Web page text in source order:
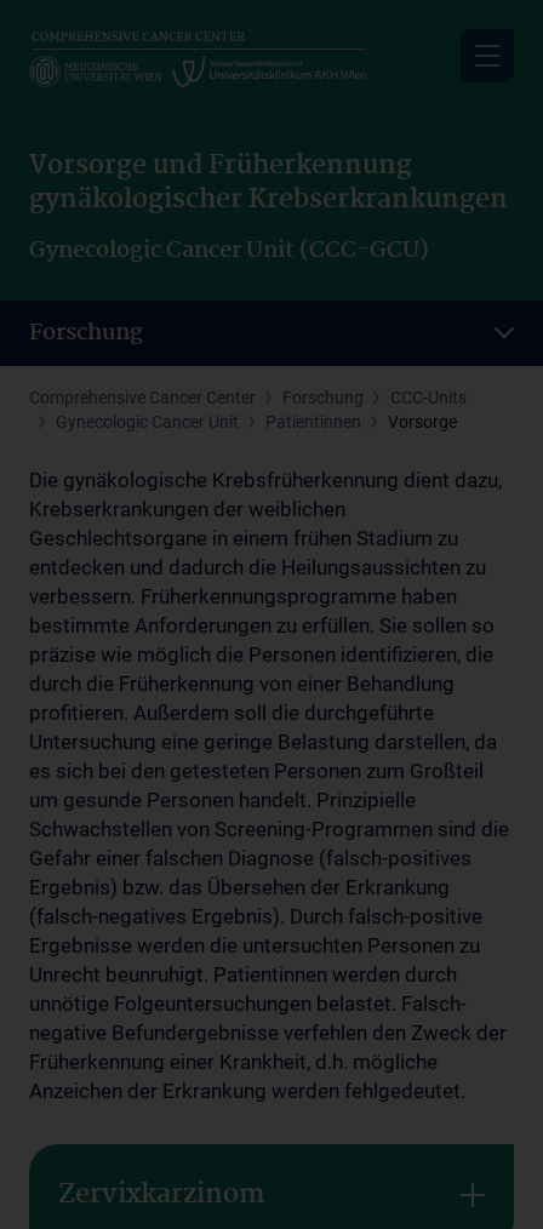
main
Vorsorge und Früherkennung
gynäkologischer Krebserkrankungen
Gynecologic Cancer Unit (CCC-GCU)
Forschung
Comprehensive Cancer Center Forschung
CCC-Units
Gynecologic Cancer Unit
Patientinnen Vorsorge
Die gynäkologische Krebsfrüherkennung dient dazu,
Krebserkrankungen der weiblichen
Geschlechtsorgane in einem frühen Stadium zu
entdecken und dadurch die Heilungsaussichten zu
verbessern. Früherkennungsprogramme haben
bestimmte Anforderungen zu erfüllen. Sie sollen so
präzise wie möglich die Personen identifizieren, die
durch die Früherkennung von einer Behandlung
profitieren. Außerdem soll die durchgeführte
Untersuchung eine geringe Belastung darstellen, da
es sich bei den getesteten Personen zum Großteil
um gesunde Personen handelt. Prinzipielle
Schwachstellen von Screening-Programmen sind die
Gefahr einer falschen Diagnose (falsch-positives
Ergebnis) bzw. das Übersehen der Erkrankung
(falsch-negatives Ergebnis). Durch falsch-positive
Ergebnisse werden die untersuchten Personen zu
Unrecht beunruhigt. Patientinnen werden durch
unnötige Folgeuntersuchungen belastet. Falsch-
negative Befundergebnisse verfehlen den Zweck der
Früherkennung einer Krankheit, d.h. mögliche
Anzeichen der Erkrankung werden fehlgedeutet.
Zervixkarzinom